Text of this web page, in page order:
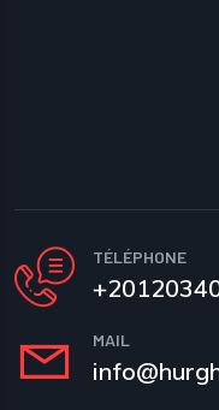
TÉLÉPHONE
MAIL